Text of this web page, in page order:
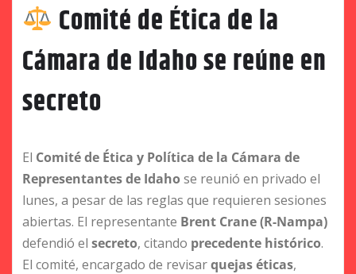
Comité de Ética de la
Cámara de Idaho se reúne en
secreto
El Comité de Ética y Política de la Cámara de
Representantes de Idaho se reunió en privado el
lunes, a pesar de las reglas que requieren sesiones
abiertas. El representante Brent Crane (R-Nampa)
defendió el secreto, citando precedente histórico.
El comité, encargado de revisarquejas éticas,